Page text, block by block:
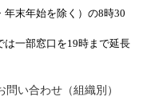
末年始を除く）の8時30
一部窓口を19時まで延長
問い合わせ（組織別）